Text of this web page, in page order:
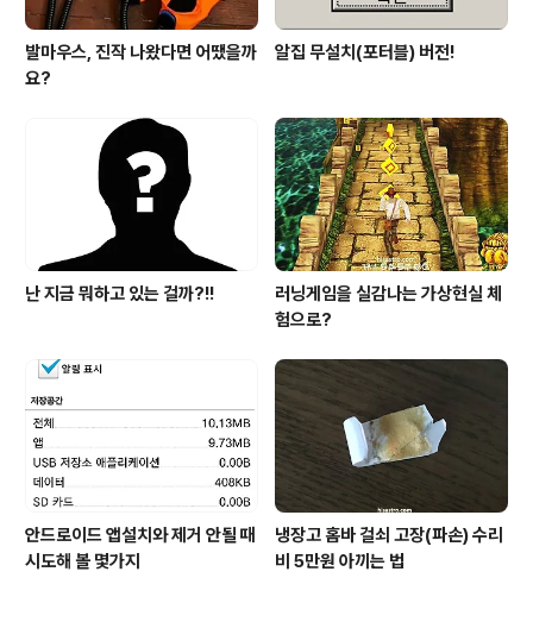
발마우스, 진작 나왔다면 어땠을까
요?
알집 무설치(포터블) 버전!
난 지금 뭐하고 있는 걸까?!!
러닝게임을 실감나는 가상현실 체
험으로?
안드로이드 앱설치와 제거 안될 때
시도해 볼 몇가지
냉장고 홈바 걸쇠 고장(파손) 수리
비 5만원 아끼는 법